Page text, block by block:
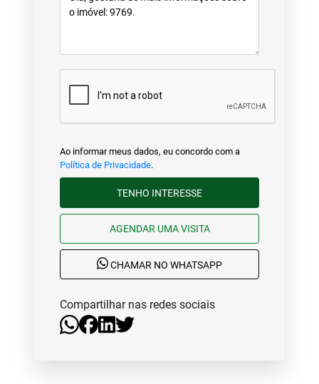
Ao informar meus dados, eu concordo com a
Política de Privacidade.
TENHO INTERESSE
AGENDAR UMA VISITA
CHAMAR NO WHATSAPP
Compartilhar nas redes sociais